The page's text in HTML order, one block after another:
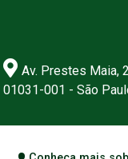
Av. Prestes Maia,
01031-001 - São